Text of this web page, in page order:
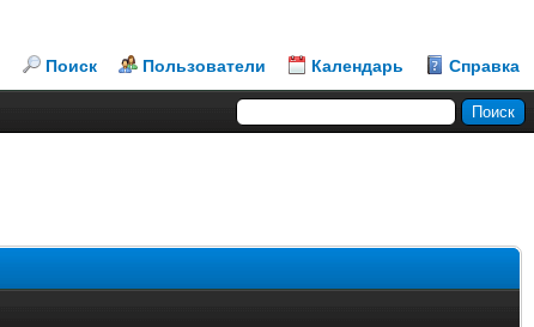
Поиск Пользователи Календарь Справка